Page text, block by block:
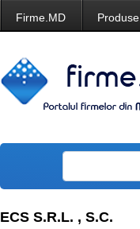
Firme.MD Produse
ECS S.R.L. , S.C.